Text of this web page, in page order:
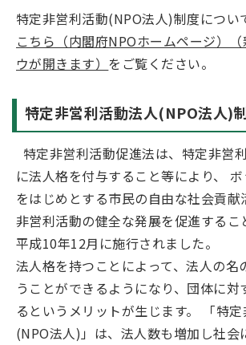
特定非営利活動(NPO法人)制度につい
こちら（内閣府NPOホームページ）
ウが開きます） をご覧ください。
特定非営利活動法人(NPO法人)
特定非営利活動促進法は、特定非営
に法人格を付与すること等により、
をはじめとする市民の自由な社会貢献
非営利活動の健全な発展を促進するこ
平成10年12月に施行されました。
法人格を持つことによって、法人の名
うことができるようになり、団体に対
るというメリットが生じます。 「特
(NPO法人)」は、法人数も増加し社会